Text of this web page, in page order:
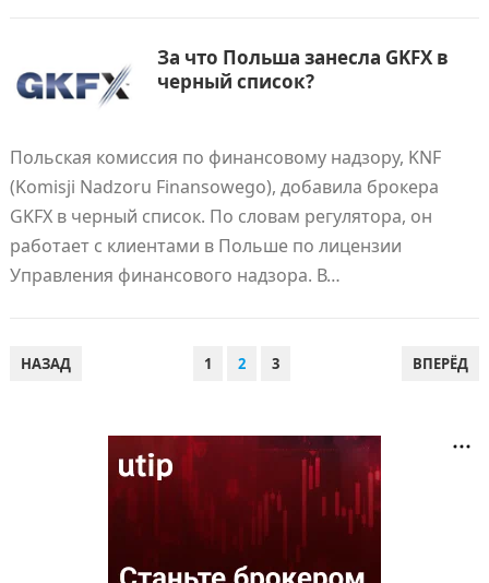
За что Польша занесла GKFX в
черный список?
Польская комиссия по финансовому надзору, KNF
(Komisji Nadzoru Finansowego), добавила брокера
GKFX в черный список. По словам регулятора, он
работает с клиентами в Польше по лицензии
Управления финансового надзора. В…
ПАГИНАЦИЯ
НАЗАД 1 2 3 ВПЕРЁД